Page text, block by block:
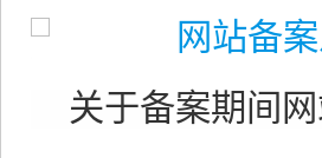
关于备案期间